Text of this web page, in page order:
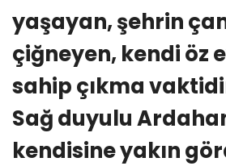
yaşayan, şehrin
çiğneyen, kendi öz
sahip çıkma
Sağ duyulu
kendisine yakın